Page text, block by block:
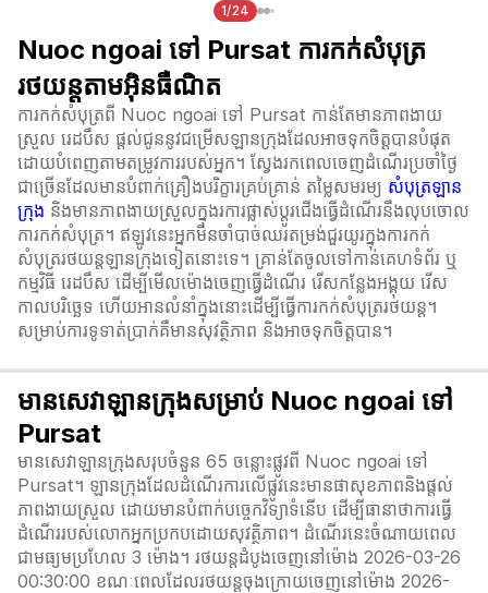
1/24
Nuoc ngoai ទៅ Pursat ការកក់សំបុត្រ
រថយន្តតាមអ៊ិនធឺណិត
ការកក់សំបុត្រពី Nuoc ngoai ទៅ Pursat កាន់តែមានភាពងាយ
ស្រួល រេដបឹស ផ្តល់ជូននូវជម្រើសឡានក្រុងដែលអាចទុកចិត្តបានបំផុត
ដោយបំពេញតាមតម្រូវការរបស់អ្នក។ ស្វែងរកពេលចេញដំណើរប្រចាំថ្ងៃ
ជាច្រើនដែលមានបំពាក់គ្រឿងបរិក្ខារគ្រប់គ្រាន់ តម្លៃសមរម្យ សំបុត្រឡាន
ក្រុង និងមានភាពងាយស្រួលក្នុងរការផ្លាស់ប្ដូរជើងធ្វើដំណើរនឹងលុបចោល
ការកក់សំបុត្រ។ ឥឡូវនេះអ្នកមិនចាំបាច់ឈរតម្រង់ជួរយូរក្នុងការកក់
សំបុត្ររថយន្តឡានក្រុងទៀតនោះទេ។ គ្រាន់តែចូលទៅកាន់គេហទំព័រ ឬ
កម្មវិធី រេដបឹស ដើម្បីមើលម៉ោងចេញធ្វើដំណើរ រើសកន្លែងអង្គុយ រើស
កាលបរិច្ឆេទ ហើយអានលំនាំក្នុងនោះដើម្បីធ្វើការកក់សំបុត្ររថយន្ត។
សម្រាប់ការទូទាត់ប្រាក់គឺមានសុវត្ថិភាព និងអាចទុកចិត្តបាន។
មានសេវាឡានក្រុងសម្រាប់ Nuoc ngoai ទៅ
Pursat
មានសេវាឡានក្រុងសរុបចំនួន 65 ចន្លោះផ្លូវពី Nuoc ngoai ទៅ
Pursat។ ឡានក្រុងដែលដំណើរការលើផ្លូវនេះមានផាសុខភាពនិងផ្តល់
ភាពងាយស្រួល ដោយមានបំពាក់បច្ចេកវិទ្យាទំនើប ដើម្បីធានាថាការធ្វើ
ដំណើររបស់លោកអ្នកប្រកបដោយសុវត្ថិភាព។ ដំណើរនេះចំណាយពេល
ជាមធ្យមប្រហែល 3 ម៉ោង។ រថយន្តដំបូងចេញនៅម៉ោង 2026-03-26
00:30:00 ខណៈពេលដែលរថយន្តចុងក្រោយចេញនៅម៉ោង 2026-